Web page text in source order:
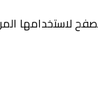
لاستخدامها